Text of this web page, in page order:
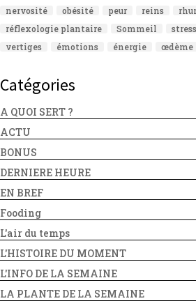
nervosité
obésité peur reins
réflexologie plantaire
Sommeil stress
vertiges
émotions énergie œdème
Catégories
A QUOI SERT ?
ACTU
BONUS
DERNIERE HEURE
EN BREF
Fooding
L'air du temps
L'HISTOIRE DU MOMENT
L'INFO DE LA SEMAINE
LA PLANTE DE LA SEMAINE